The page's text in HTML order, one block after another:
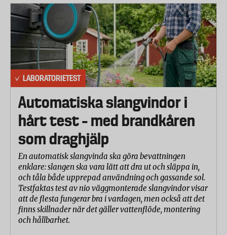
LABORATORIETEST
Automatiska slangvindor i
hårt test – med brandkåren
som draghjälp
En automatisk slangvinda ska göra bevattningen
enklare: slangen ska vara lätt att dra ut och släppa in,
och tåla både upprepad användning och gassande sol.
Testfaktas test av nio väggmonterade slangvindor visar
att de flesta fungerar bra i vardagen, men också att det
finns skillnader när det gäller vattenflöde, montering
och hållbarhet.